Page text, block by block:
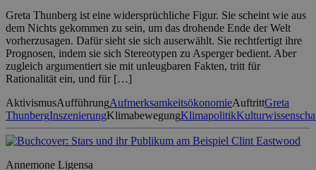
Greta Thunberg ist eine widersprüchliche Figur. Sie scheint wie aus
dem Nichts gekommen zu sein, um das drohende Ende der Welt
vorherzusagen. Dafür sieht sie sich auserwählt. Sie rechtfertigt ihre
Prognosen, indem sie sich Stereotypen zu Asperger bedient. Aber
zugleich argumentiert sie mit unleugbaren Fakten, tritt für
Rationalität ein, und für […]
AktivismusAufführungAufmerksamkeitsökonomieAuftrittGreta
ThunbergInszenierungKlimabewegungKlimapolitik
Annemone Ligensa